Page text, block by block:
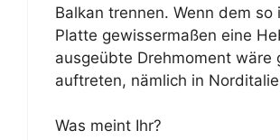
Balkan trennen. Wenn dem
Platte gewissermaßen eine
ausgeübte Drehmoment
auftreten, nämlich in
Was meint Ihr?